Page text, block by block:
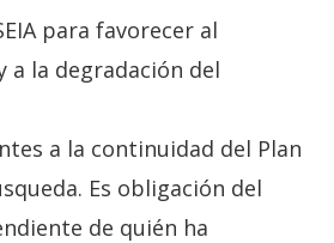
para favorecer al
a la degradación del
a la continuidad del Plan
Es obligación del
de quién ha